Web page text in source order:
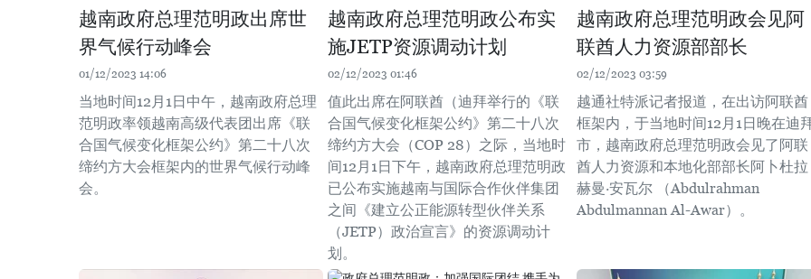
越南政府总理范明政出席世
界气候行动峰会
01/12/2023 14:06
当地时间12月1日中午，越南政府总理
范明政率领越南高级代表团出席《联
合国气候变化框架公约》第二十八次
缔约方大会框架内的世界气候行动峰
会。
越南政府总理范明政公布实
施JETP资源调动计划
02/12/2023 01:46
值此出席在阿联酋（迪拜举行的《联
合国气候变化框架公约》第二十八次
缔约方大会（COP 28）之际，当地时
间12月1日下午，越南政府总理范明政
已公布实施越南与国际合作伙伴集团
之间《建立公正能源转型伙伴关系
（JETP）政治宣言》的资源调动计
划。
越南政府总理范明政会见阿
联酋人力资源部部长
02/12/2023 03:59
越通社特派记者报道，在出访阿联酋
框架内，于当地时间12月1日晚在迪
市，越南政府总理范明政会见了阿联
酋人力资源和本地化部部长阿卜杜拉
赫曼·安瓦尔 （Abdulrahman
Abdulmannan Al-Awar）。